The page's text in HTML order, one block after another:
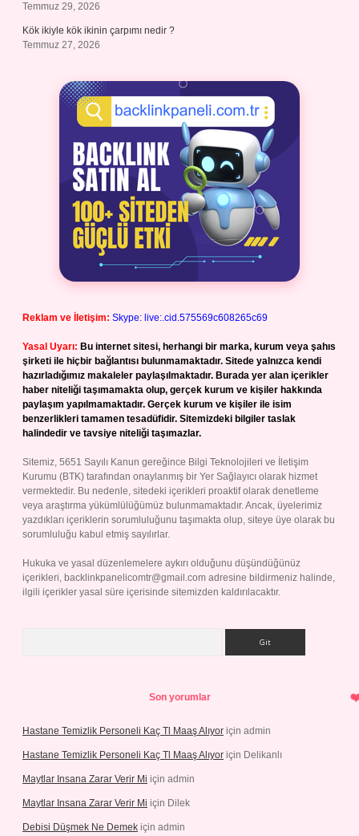
Temmuz 29, 2026
Kök ikiyle kök ikinin çarpımı nedir ?
Temmuz 27, 2026
Reklam ve İletişim: Skype: live:.cid.575569c608265c69
Yasal Uyarı: Bu internet sitesi, herhangi bir marka, kurum veya şahıs
şirketi ile hiçbir bağlantısı bulunmamaktadır. Sitede yalnızca kendi
hazırladığımız makaleler paylaşılmaktadır. Burada yer alan içerikler
haber niteliği taşımamakta olup, gerçek kurum ve kişiler hakkında
paylaşım yapılmamaktadır. Gerçek kurum ve kişiler ile isim
benzerlikleri tamamen tesadüfidir. Sitemizdeki bilgiler taslak
halindedir ve tavsiye niteliği taşımazlar.
Sitemiz, 5651 Sayılı Kanun gereğince Bilgi Teknolojileri ve İletişim
Kurumu (BTK) tarafından onaylanmış bir Yer Sağlayıcı olarak hizmet
vermektedir. Bu nedenle, sitedeki içerikleri proaktif olarak denetleme
veya araştırma yükümlülüğümüz bulunmamaktadır. Ancak, üyelerimiz
yazdıkları içeriklerin sorumluluğunu taşımakta olup, siteye üye olarak bu
sorumluluğu kabul etmiş sayılırlar.
Hukuka ve yasal düzenlemelere aykırı olduğunu düşündüğünüz
içerikleri, backlinkpanelicomtr@gmail.com adresine bildirmeniz halinde,
ilgili içerikler yasal süre içerisinde sitemizden kaldırılacaktır.
Son yorumlar
Hastane Temizlik Personeli Kaç Tl Maaş Alıyor için admin
Hastane Temizlik Personeli Kaç Tl Maaş Alıyor için Delikanlı
Maytlar Insana Zarar Verir Mi için admin
Maytlar Insana Zarar Verir Mi için Dilek
Debisi Düşmek Ne Demek için admin